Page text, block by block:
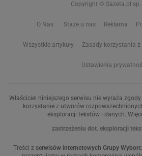
Copyright © Gazeta.pl sp.
O Nas Staże u nas Reklama
Wszystkie artykuły Zasady korzystania z
Ustawienia
Właściciel niniejszego serwisu nie wyraża
korzystanie z utworów
eksploracji tekstów i danych.
zastrzeżeniu dot. eksploracji
Treści z serwisów internetowych Grupy